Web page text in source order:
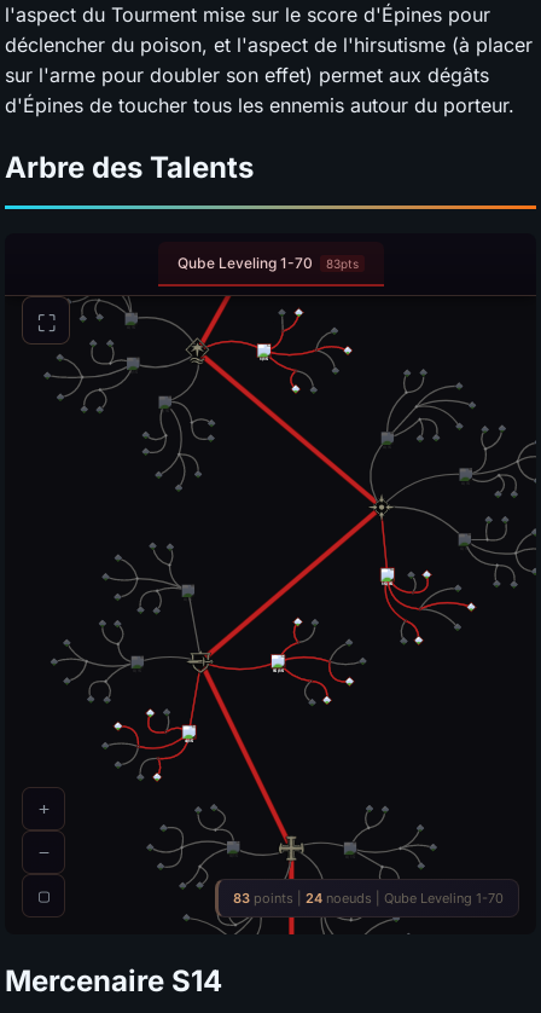
l'aspect du Tourment mise sur le score d'Épines pour
déclencher du poison, et l'aspect de l'hirsutisme (à placer
sur l'arme pour doubler son effet) permet aux dégâts
d'Épines de toucher tous les ennemis autour du porteur.
Arbre des Talents
Mercenaire S14